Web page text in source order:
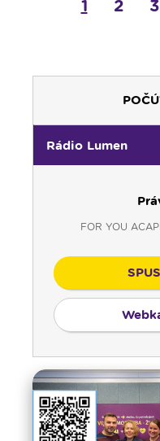
1 2 3
Rádio Lumen
FOR YOU